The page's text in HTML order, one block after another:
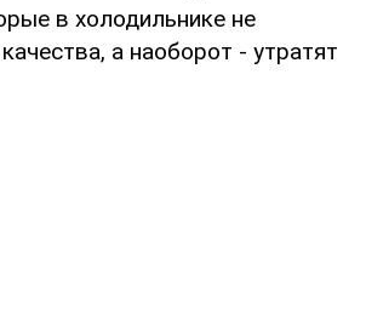
в холодильнике не
а наоборот - утратят